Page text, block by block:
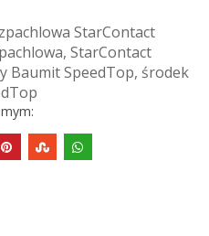
StarContact
, StarContact
Baumit SpeedTop, środek